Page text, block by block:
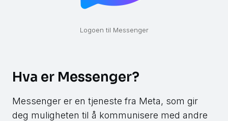
Logoen til Messenger
Hva er Messenger?
Messenger er en tjeneste fra Meta, som gir
deg muligheten til å kommunisere med andre